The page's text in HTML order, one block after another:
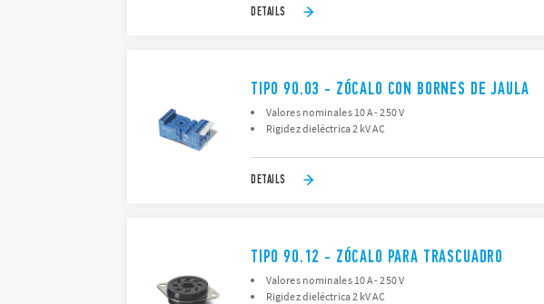
DETAILS
TIPO 90.03 - ZÓCALO CON BORNES DE JAULA
Valores nominales 10 A - 250 V
Rigidez dieléctrica 2 kV AC
DETAILS
TIPO 90.12 - ZÓCALO PARA TRASCUADRO
Valores nominales 10 A - 250 V
Rigidez dieléctrica 2 kV AC